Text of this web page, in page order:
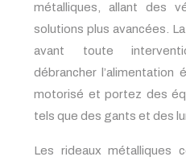
métalliques, allant des
solutions plus avancées.
avant toute
débrancher
motorisé et portez des
tels que des gants et des
Les rideaux métalliques